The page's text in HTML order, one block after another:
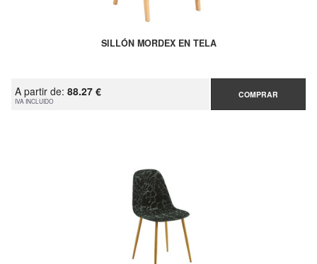
SILLÓN MORDEX EN TELA
A partir de: 88.27 €
IVA INCLUIDO
COMPRAR